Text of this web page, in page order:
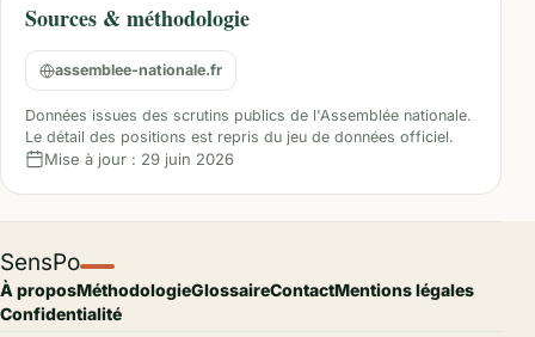
Sources & méthodologie
assemblee-nationale.fr
Données issues des scrutins publics de l'Assemblée nationale.
Le détail des positions est repris du jeu de données officiel.
Mise à jour : 29 juin 2026
SensPo
À proposMéthodologieGlossaireContactMentions légales
Confidentialité